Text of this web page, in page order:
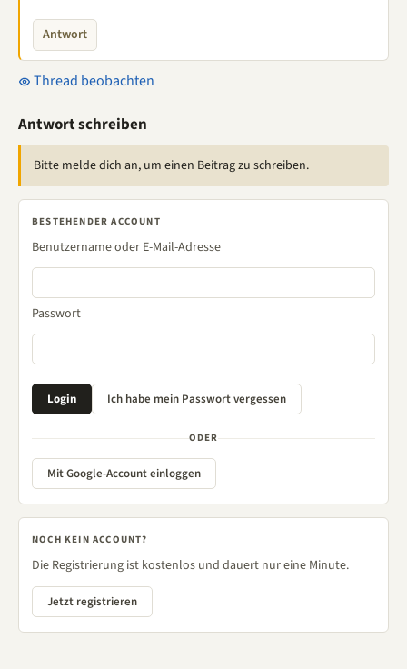
Antwort
Thread beobachten
Antwort schreiben
Bitte melde dich an, um einen Beitrag zu schreiben.
BESTEHENDER ACCOUNT
Benutzername oder E-Mail-Adresse
Passwort
ODER
Mit Google-Account einloggen
NOCH KEIN ACCOUNT?
Die Registrierung ist kostenlos und dauert nur eine Minute.
Jetzt registrieren